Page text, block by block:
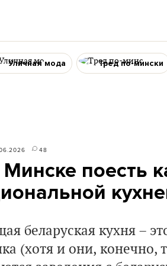
Уличная мода Тред по-мински
48
Минске поесть
беларуская кухня –
(хотя и они, конечно,